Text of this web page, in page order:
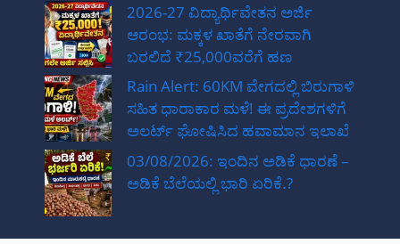
2026-27 ವಿದ್ಯಾರ್ಥಿವೇತನ ಅರ್ಜಿ
ಆರಂಭ: ಮಕ್ಕಳ ಖಾತೆಗೆ ನೇರವಾಗಿ
ಬರಲಿದೆ ₹25,000ವರೆಗೆ ಹಣ
Rain Alert: 60KM ವೇಗದಲ್ಲಿ ಬಿರುಗಾಳಿ
ಸಹಿತ ಧಾರಾಕಾರ ಮಳೆ! ಈ ಪ್ರದೇಶಗಳಿಗೆ
ಅಲರ್ಟ್ ಘೋಷಿಸಿದ ಹವಾಮಾನ ಇಲಾಖೆ
03/08/2026: ಇಂದಿನ ಅಡಿಕೆ ಧಾರಣೆ –
ಅಡಿಕೆ ಬೆಲೆಯಲ್ಲಿ ಭಾರಿ ಏರಿಕೆ.?